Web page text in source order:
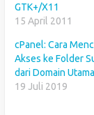
GTK+/X11
15 April 2011
cPanel: Cara
Akses ke Folder
dari Domain Utama
19 Juli 2019